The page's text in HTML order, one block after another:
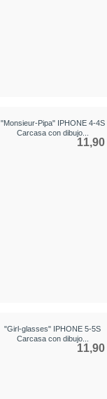
"Monsieur-Pipa" IPHONE 4-4S
Carcasa con dibujo...
11,90
"Girl-glasses" IPHONE 5-5S
Carcasa con dibujo...
11,90